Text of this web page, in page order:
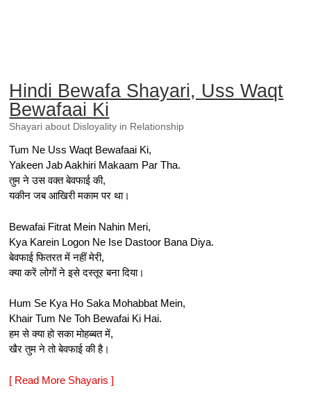
Hindi Bewafa Shayari, Uss Waqt
Bewafaai Ki
Shayari about Disloyality in Relationship
Tum Ne Uss Waqt Bewafaai Ki,
Yakeen Jab Aakhiri Makaam Par Tha.
तुम ने उस वक्त बेवफाई की,
यकीन जब आखिरी मकाम पर था।
Bewafai Fitrat Mein Nahin Meri,
Kya Karein Logon Ne Ise Dastoor Bana Diya.
बेवफाई फितरत में नहीं मेरी,
क्या करें लोगों ने इसे दस्तूर बना दिया।
Hum Se Kya Ho Saka Mohabbat Mein,
Khair Tum Ne Toh Bewafai Ki Hai.
हम से क्या हो सका मोहब्बत में,
खैर तुम ने तो बेवफाई की है।
[ Read More Shayaris ]